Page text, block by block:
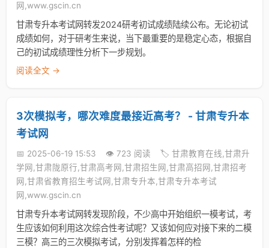
网,www.gscin.cn
甘肃专升本考试网转发2024研考初试成绩陆续公布。无论初试
成绩如何，对于研考生来说，当下最重要的是稳定心态，根据自
己的初试成绩理性分析下一步规划。
阅读全文 →
3次模拟考，哪次难度最接近高考？ - 甘肃专升本
考试网
📅 2025-06-19 15:53 👁️ 723 阅读
🏷️ 甘肃教育在线,甘肃升
学网,甘肃陇原行,甘肃高考网,甘肃招生网,甘肃高招网,甘肃招考
网,甘肃省教育招生考试网,甘肃专升本,甘肃专升本考试
网,www.gscin.cn
甘肃专升本考试网转发现阶段，不少高中开始组织一模考试，考
生应该如何利用这次综合性考试呢？又该如何应对接下来的二模
三模？高三的三次模拟考试，分别发挥着怎样的检